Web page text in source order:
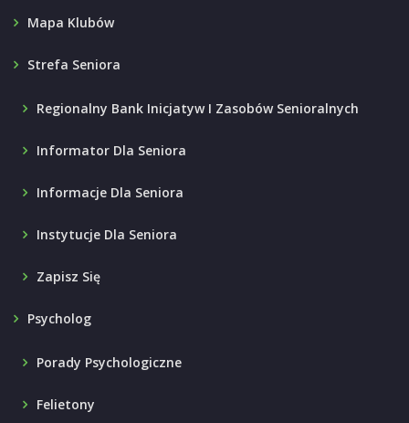
Mapa Klubów
Strefa Seniora
Regionalny Bank Inicjatyw I Zasobów Senioralnych
Informator Dla Seniora
Informacje Dla Seniora
Instytucje Dla Seniora
Zapisz Się
Psycholog
Porady Psychologiczne
Felietony